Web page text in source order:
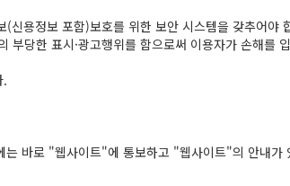
용정보 포함)보호를 위한 보안 시스템을 갖추어야
당한 표시·광고행위를 함으로써 이용자가 손해를
.
바로 "웹사이트"에 통보하고 "웹사이트"의 안내가